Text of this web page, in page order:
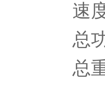
速
总
总